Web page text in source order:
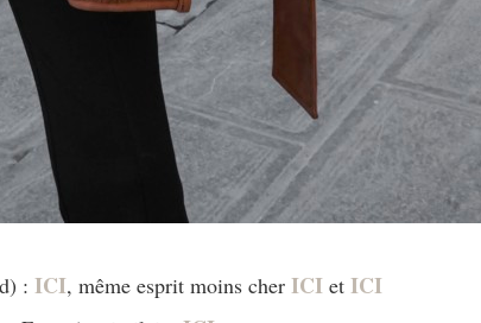
: ICI, même esprit moins cher ICIet ICI